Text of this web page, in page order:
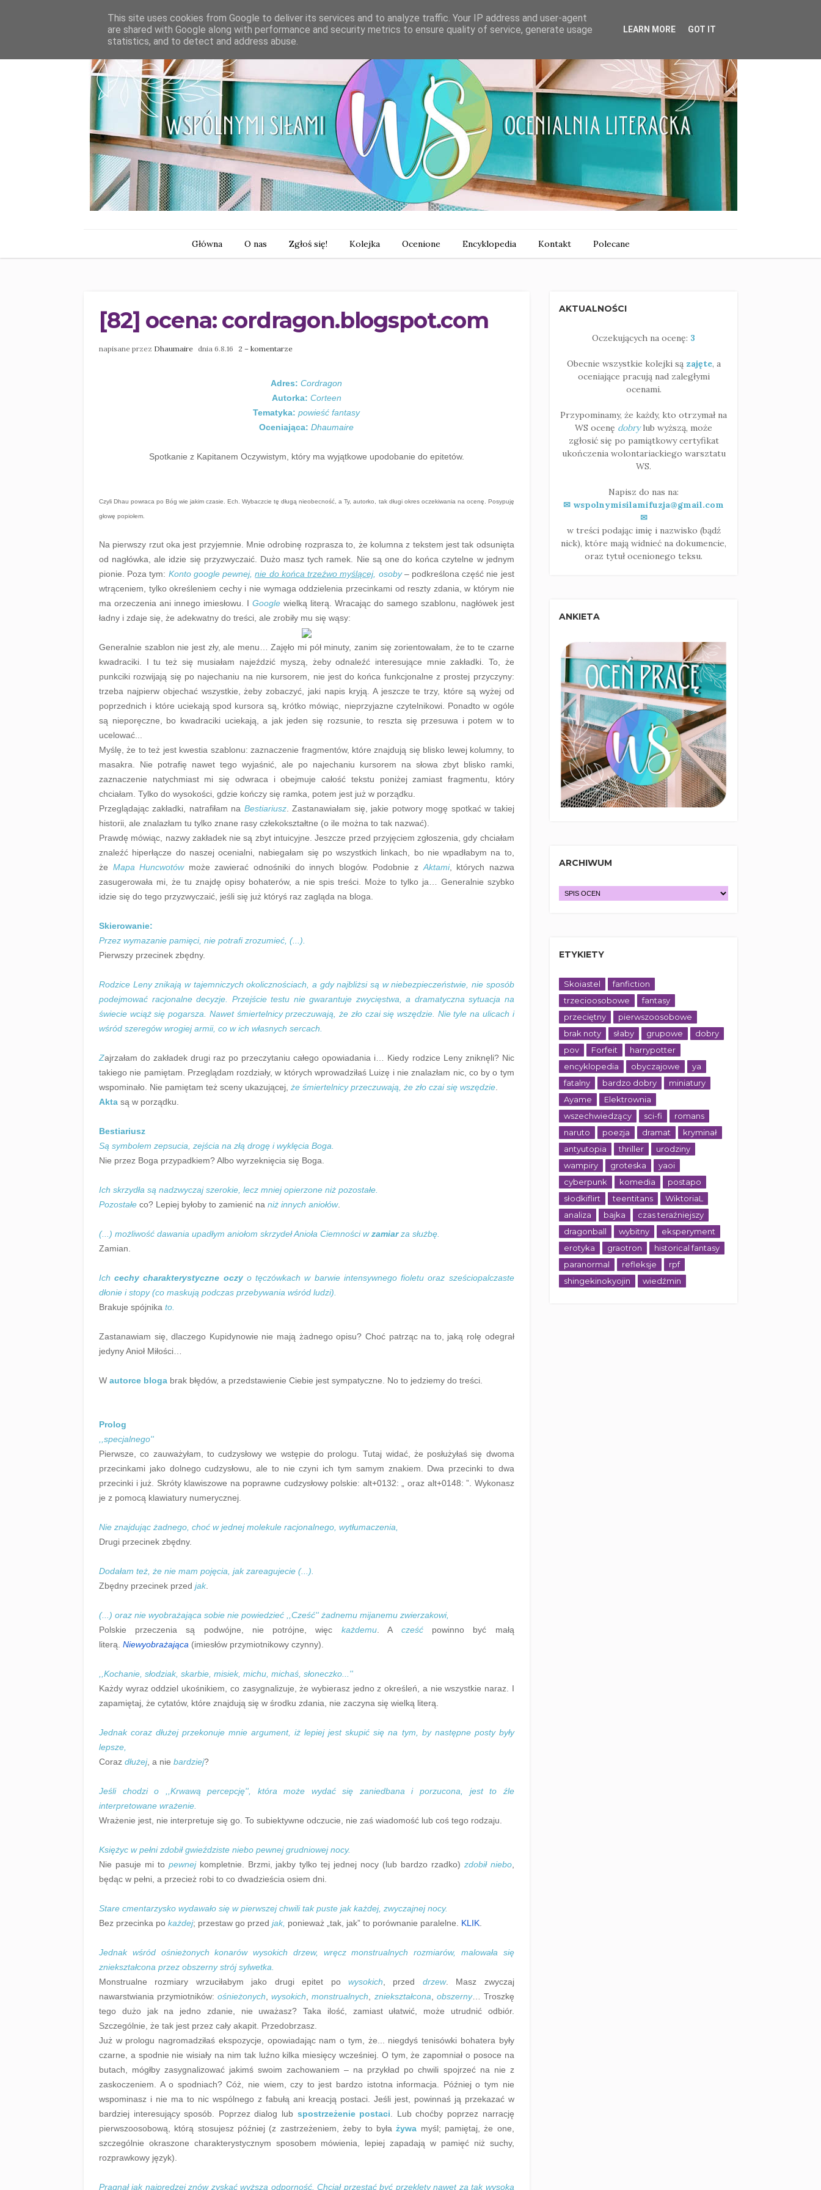
Główna O nas Zgłoś się! Kolejka Ocenione Encyklopedia Kontakt Polecane
[82] ocena: cordragon.blogspot.com
napisane przez Dhaumaire dnia 6.8.16 2 – komentarze
Adres: Cordragon
Autorka: Corteen
Tematyka: powieść fantasy
Oceniająca: Dhaumaire
Spotkanie z Kapitanem Oczywistym, który ma wyjątkowe upodobanie do epitetów.
Czyli Dhau powraca po Bóg wie jakim czasie. Ech. Wybaczcie tę długą nieobecność, a Ty, autorko, tak długi okres oczekiwania na ocenę. Posypuję
głowę popiołem.
Na pierwszy rzut oka jest przyjemnie. Mnie odrobinę rozprasza to, że kolumna z tekstem jest tak odsunięta
od nagłówka, ale idzie się przyzwyczaić. Dużo masz tych ramek. Nie są one do końca czytelne w jednym
pionie. Poza tym: Konto google pewnej,nie do końca trzeźwo myślącej, osoby– podkreślona część nie jest
wtrąceniem, tylko określeniem cechy i nie wymaga oddzielenia przecinkami od reszty zdania, w którym nie
ma orzeczenia ani innego imiesłowu. I Googlewielką literą. Wracając do samego szablonu, nagłówek jest
ładny i zdaje się, że adekwatny do treści, ale zrobiły mu się wąsy:
Generalnie szablon nie jest zły, ale menu… Zajęło mi pół minuty, zanim się zorientowałam, że to te czarne
kwadraciki. I tu też się musiałam najeździć myszą, żeby odnaleźć interesujące mnie zakładki. To, że
punkciki rozwijają się po najechaniu na nie kursorem, nie jest do końca funkcjonalne z prostej przyczyny:
trzeba najpierw objechać wszystkie, żeby zobaczyć, jaki napis kryją. A jeszcze te trzy, które są wyżej od
poprzednich i które uciekają spod kursora są, krótko mówiąc, nieprzyjazne czytelnikowi. Ponadto w ogóle
są nieporęczne, bo kwadraciki uciekają, a jak jeden się rozsunie, to reszta się przesuwa i potem w to
ucelować...
Myślę, że to też jest kwestia szablonu: zaznaczenie fragmentów, które znajdują się blisko lewej kolumny, to
masakra. Nie potrafię nawet tego wyjaśnić, ale po najechaniu kursorem na słowa zbyt blisko ramki,
zaznaczenie natychmiast mi się odwraca i obejmuje całość tekstu poniżej zamiast fragmentu, który
chciałam. Tylko do wysokości, gdzie kończy się ramka, potem jest już w porządku.
Przeglądając zakładki, natrafiłam na Bestiariusz. Zastanawiałam się, jakie potwory mogę spotkać w takiej
historii, ale znalazłam tu tylko znane rasy człekokształtne (o ile można to tak nazwać).
Prawdę mówiąc, nazwy zakładek nie są zbyt intuicyjne. Jeszcze przed przyjęciem zgłoszenia, gdy chciałam
znaleźć hiperłącze do naszej ocenialni, nabiegałam się po wszystkich linkach, bo nie wpadłabym na to,
że Mapa Huncwotówmoże zawierać odnośniki do innych blogów. Podobnie z Aktami, których nazwa
zasugerowała mi, że tu znajdę opisy bohaterów, a nie spis treści. Może to tylko ja… Generalnie szybko
idzie się do tego przyzwyczaić, jeśli się już któryś raz zagląda na bloga.
Skierowanie:
Przez wymazanie pamięci, nie potrafi zrozumieć, (...).
Pierwszy przecinek zbędny.
Rodzice Leny znikają w tajemniczych okolicznościach, a gdy najbliżsi są w niebezpieczeństwie, nie sposób
podejmować racjonalne decyzje. Przejście testu nie gwarantuje zwycięstwa, a dramatyczna sytuacja na
świecie wciąż się pogarsza. Nawet śmiertelnicy przeczuwają, że zło czai się wszędzie. Nie tyle na ulicach i
wśród szeregów wrogiej armii, co w ich własnych sercach.
Zajrzałam do zakładek drugi raz po przeczytaniu całego opowiadania i… Kiedy rodzice Leny zniknęli? Nic
takiego nie pamiętam. Przeglądam rozdziały, w których wprowadziłaś Luizę i nie znalazłam nic, co by o tym
wspominało. Nie pamiętam też sceny ukazującej, że śmiertelnicy przeczuwają, że zło czai się wszędzie
Akta są w porządku.
Bestiariusz
Są symbolem zepsucia, zejścia na złą drogę i wyklęcia Boga.
Nie przez Boga przypadkiem? Albo wyrzeknięcia się Boga.
Ich skrzydła są nadzwyczaj szerokie, lecz mniej opierzone niż pozostałe.
Pozostałe co? Lepiej byłoby to zamienić na niż innych aniołów.
(...) możliwość dawania upadłym aniołom skrzydeł Anioła Ciemności wzamiarza służbę.
Zamian.
Ichcechy charakterystyczne oczyo tęczówkach w barwie intensywnego fioletu oraz sześciopalczaste
dłonie i stopy (co maskują podczas przebywania wśród ludzi).
Brakuje spójnika to.
Zastanawiam się, dlaczego Kupidynowie nie mają żadnego opisu? Choć patrząc na to, jaką rolę odegrał
jedyny Anioł Miłości…
W autorce bloga brak błędów, a przedstawienie Ciebie jest sympatyczne. No to jedziemy do treści.
Prolog
,,specjalnego''
Pierwsze, co zauważyłam, to cudzysłowy we wstępie do prologu. Tutaj widać, że posłużyłaś się dwoma
przecinkami jako dolnego cudzysłowu, ale to nie czyni ich tym samym znakiem. Dwa przecinki to dwa
przecinki i już. Skróty klawiszowe na poprawne cudzysłowy polskie: alt+0132: „ oraz alt+0148: ”. Wykonasz
je z pomocą klawiatury numerycznej.
Nie znajdując żadnego, choć w jednej molekule racjonalnego, wytłumaczenia,
Drugi przecinek zbędny.
Dodałam też, że nie mam pojęcia, jak zareagujecie (...).
Zbędny przecinek przed jak.
(...) oraz nie wyobrażająca sobie nie powiedzieć ,,Cześć'' żadnemu mijanemu zwierzakowi,
Polskie przeczenia są podwójne, nie potrójne, więc każdemu. Acześć powinno być małą
literą. Niewyobrażająca (imiesłów przymiotnikowy czynny).
,,Kochanie, słodziak, skarbie, misiek, michu, michaś, słoneczko...''
Każdy wyraz oddziel ukośnikiem, co zasygnalizuje, że wybierasz jedno z określeń, a nie wszystkie naraz. I
zapamiętaj, że cytatów, które znajdują się w środku zdania, nie zaczyna się wielką literą.
Jednak coraz dłużej przekonuje mnie argument, iż lepiej jest skupić się na tym, by następne posty były
lepsze,
Coraz dłużej, a nie bardziej?
Jeśli chodzi o ,,Krwawą percepcję'', która może wydać się zaniedbana i porzucona, jest to źle
interpretowane wrażenie.
Wrażenie jest, nie interpretuje się go. To subiektywne odczucie, nie zaś wiadomość lub coś tego rodzaju.
Księżyc w pełni zdobił gwieździste niebo pewnej grudniowej nocy.
Nie pasuje mi to pewnejkompletnie. Brzmi, jakby tylko tej jednej nocy (lub bardzo rzadko) zdobił niebo,
będąc w pełni, a przecież robi to co dwadzieścia osiem dni.
Stare cmentarzysko wydawało się w pierwszej chwili tak puste jak każdej, zwyczajnej nocy.
Bez przecinka po każdej; przestaw go przed jak, ponieważ „tak, jak” to porównanie paralelne. KLIK
Jednak wśród ośnieżonych konarów wysokich drzew, wręcz monstrualnych rozmiarów, malowała się
zniekształcona przez obszerny strój sylwetka.
Monstrualne rozmiary wrzuciłabym jako drugi epitet po wysokich , przed drzew. Masz zwyczaj
nawarstwiania przymiotników:ośnieżonych ,wysokich ,monstrualnych zniekształcona obszerny… Troszkę
tego dużo jak na jedno zdanie, nie uważasz? Taka ilość, zamiast ułatwić, może utrudnić odbiór.
Szczególnie, że tak jest przez cały akapit. Przedobrzasz.
Już w prologu nagromadziłaś ekspozycje, opowiadając nam o tym, że... niegdyś tenisówki bohatera były
czarne, a spodnie nie wisiały na nim tak luźno kilka miesięcy wcześniej. O tym, że zapomniał o posoce na
butach, mógłby zasygnalizować jakimś swoim zachowaniem – na przykład po chwili spojrzeć na nie z
zaskoczeniem. A o spodniach? Cóż, nie wiem, czy to jest bardzo istotna informacja. Później o tym nie
wspominasz i nie ma to nic wspólnego z fabułą ani kreacją postaci. Jeśli jest, powinnaś ją przekazać w
bardziej interesujący sposób. Poprzez dialog lub spostrzeżenie postaci . Lub choćby poprzez narrację
pierwszoosobową, którą stosujesz później (z zastrzeżeniem, żeby to byłażywa myśl; pamiętaj, że one,
szczególnie okraszone charakterystycznym sposobem mówienia, lepiej zapadają w pamięć niż suchy,
rozprawkowy język).
Pragnął jak najprędzej znów zyskać wyższą odporność. Chciał przestaćbyć przeklętynawet za tak wysoką
AKTUALNOŚCI
Oczekujących na ocenę: 3
Obecnie wszystkie kolejki są zajęte, a
oceniające pracują nad zaległymi
ocenami.
Przypominamy, że każdy, kto otrzymał na
WS ocenę dobrylub wyższą, może
zgłosić się po pamiątkowy certyfikat
ukończenia wolontariackiego warsztatu
WS.
Napisz do nas na:
✉ wspolnymisilamifuzja@gmail.com
✉
w treści podając imię i nazwisko (bądź
nick), które mają widnieć na dokumencie,
oraz tytuł ocenionego teksu.
ANKIETA
ARCHIWUM
ETYKIETY
Skoiastel
fanfiction
trzecioosobowe
fantasy
przeciętny
pierwszoosobowe
brak noty
słaby grupowe
dobry
pov
Forfeit
harrypotter
encyklopedia
obyczajowe
ya
fatalny
bardzo dobry
miniatury
Ayame
Elektrownia
wszechwiedzący
sci-fi
romans
naruto
poezja dramat
kryminał
antyutopia
thriller
urodziny
wampiry
groteska
yaoi
cyberpunk
komedia
postapo
słodkiflirt
teentitans
WiktoriaL
analiza
bajka
czas teraźniejszy
dragonball
wybitny
eksperyment
erotyka
graotron
historical fantasy
paranormal
refleksje
rpf
shingekinokyojin
wiedźmin
This site uses cookies from Google to deliver its services and to analyze traffic. Your IP address and user-agent
are shared with Google along with performance and security metrics to ensure quality of service, generate usage
statistics, and to detect and address abuse.
LEARN MORE GOT IT